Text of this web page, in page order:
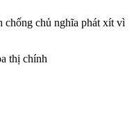
chống chủ nghĩa phát xít vì
thị chính